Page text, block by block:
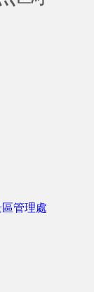
管理處